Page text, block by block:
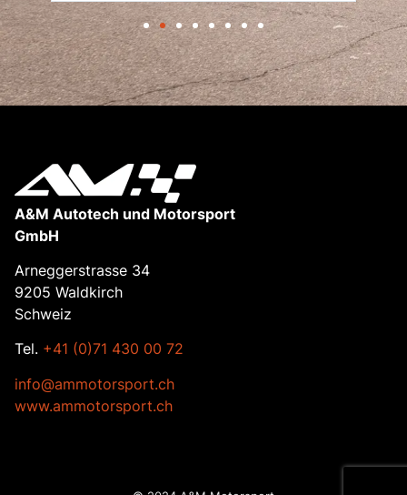
A&M Autotech und Motorsport
GmbH
Arneggerstrasse 34
9205 Waldkirch
Schweiz
Tel. +41 (0)71 430 00 72
info@ammotorsport.ch
www.ammotorsport.ch